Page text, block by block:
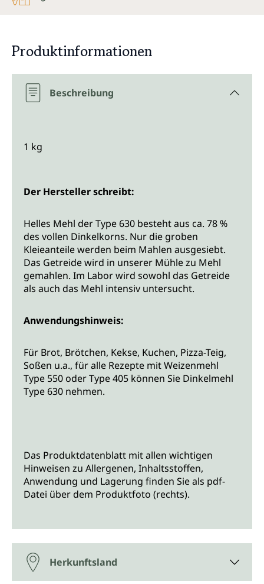
Produktinformationen
Beschreibung
1 kg
Der Hersteller schreibt:
Helles Mehl der Type 630 besteht aus ca. 78 %
des vollen Dinkelkorns. Nur die groben
Kleieanteile werden beim Mahlen ausgesiebt.
Das Getreide wird in unserer Mühle zu Mehl
gemahlen. Im Labor wird sowohl das Getreide
als auch das Mehl intensiv untersucht.
Anwendungshinweis:
Für Brot, Brötchen, Kekse, Kuchen, Pizza-Teig,
Soßen u.a., für alle Rezepte mit Weizenmehl
Type 550 oder Type 405 können Sie Dinkelmehl
Type 630 nehmen.
Das Produktdatenblatt mit allen wichtigen
Hinweisen zu Allergenen, Inhaltsstoffen,
Anwendung und Lagerung finden Sie als pdf-
Datei über dem Produktfoto (rechts).
Herkunftsland